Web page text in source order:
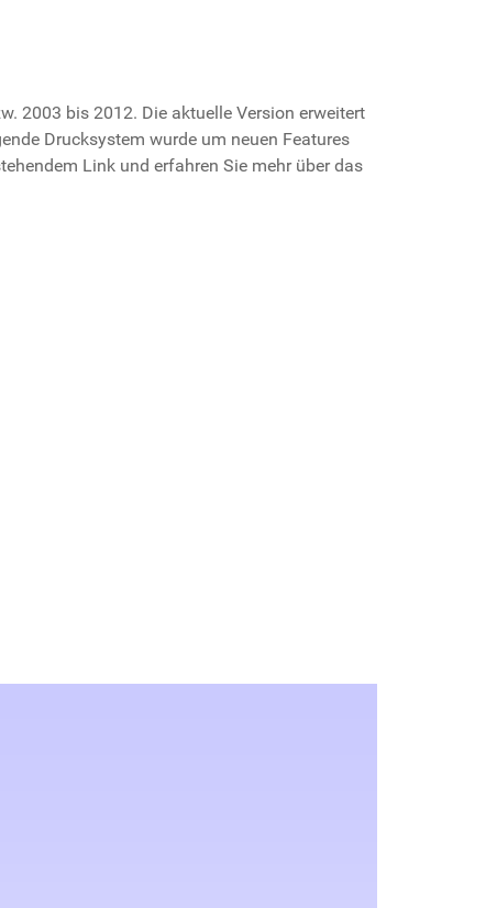
2003 bis 2012. Die aktuelle Version erweitert
Drucksystem wurde um neuen Features
Link und erfahren Sie mehr über das